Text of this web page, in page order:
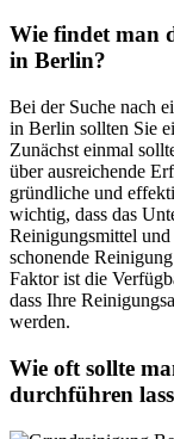
Wie findet man
in Berlin?
Bei der Suche nach
in Berlin sollten Sie
Zunächst einmal
über ausreichende
gründliche und
wichtig, dass das
Reinigungsmittel
schonende
Faktor ist die
dass Ihre
werden.
Wie oft sollte
durchführen